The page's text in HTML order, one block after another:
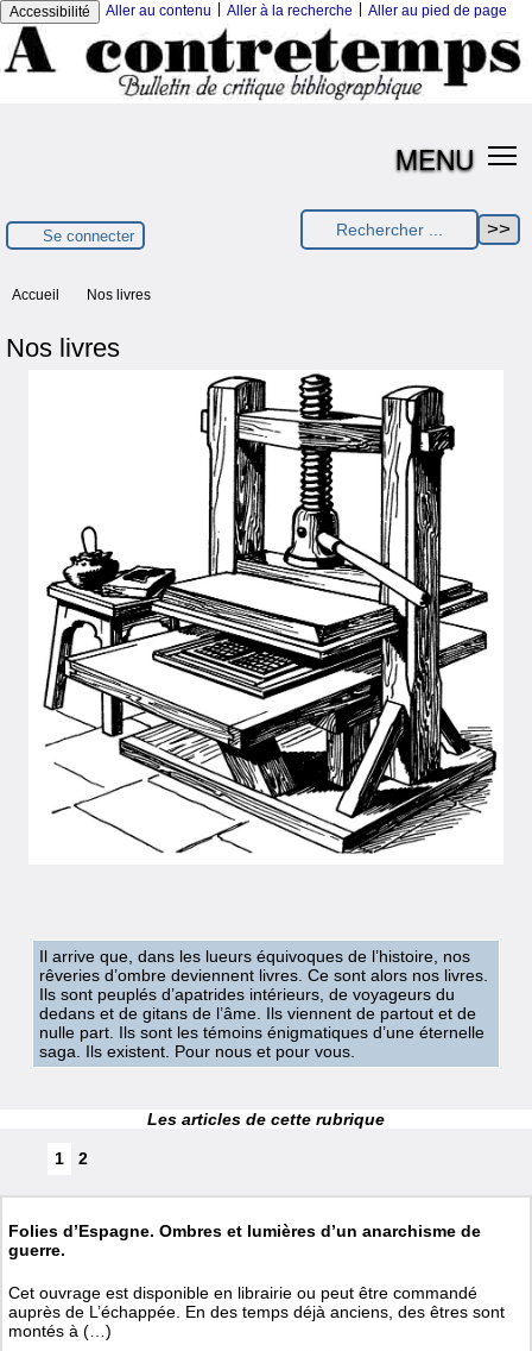
Accessibilité Aller au contenu Aller à la recherche Aller au pied de page
MENU
Se connecter
Accueil Nos livres
Nos livres
Il arrive que, dans les lueurs équivoques de l’histoire, nos
rêveries d’ombre deviennent livres. Ce sont alors nos livres.
Ils sont peuplés d’apatrides intérieurs, de voyageurs du
dedans et de gitans de l’âme. Ils viennent de partout et de
nulle part. Ils sont les témoins énigmatiques d’une éternelle
saga. Ils existent. Pour nous et pour vous.
Les articles de cette rubrique
1 2
Folies d’Espagne. Ombres et lumières d’un anarchisme de
guerre.
Cet ouvrage est disponible en librairie ou peut être commandé
auprès de L’échappée. En des temps déjà anciens, des êtres sont
montés à (…)